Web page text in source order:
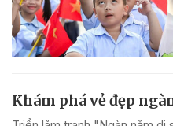
Khám phá vẻ đẹp